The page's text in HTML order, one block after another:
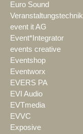
Euro Sound
Veranstaltungstechnik
event it AG
Event*Integrator
events creative
Eventshop
Eventworx
EVERS PA
EVI Audio
EVTmedia
EVVC
Exposive